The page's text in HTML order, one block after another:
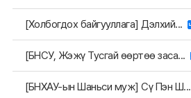
[Холбогдох байгууллага] Дэлхий...
[БНСУ, Жэжү Тусгай өөртөө заса...
[БНХАУ-ын Шаньси муж] Сү Пэн Ш...